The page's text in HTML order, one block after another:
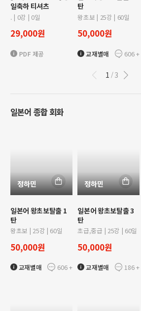
일축하 티셔츠
. | 0강 | 0일
29,000원
PDF 제공
탄
왕초보 | 25강 | 60일
50,000원
교재별매 606+
1 /3
일본어 종합 회화
정하민
일본어 왕초보탈출 1
탄
왕초보 | 25강 | 60일
50,000원
교재별매 606+
정하민
일본어 왕초보탈출 3
탄
초급,중급 | 25강 | 60일
50,000원
교재별매 186+